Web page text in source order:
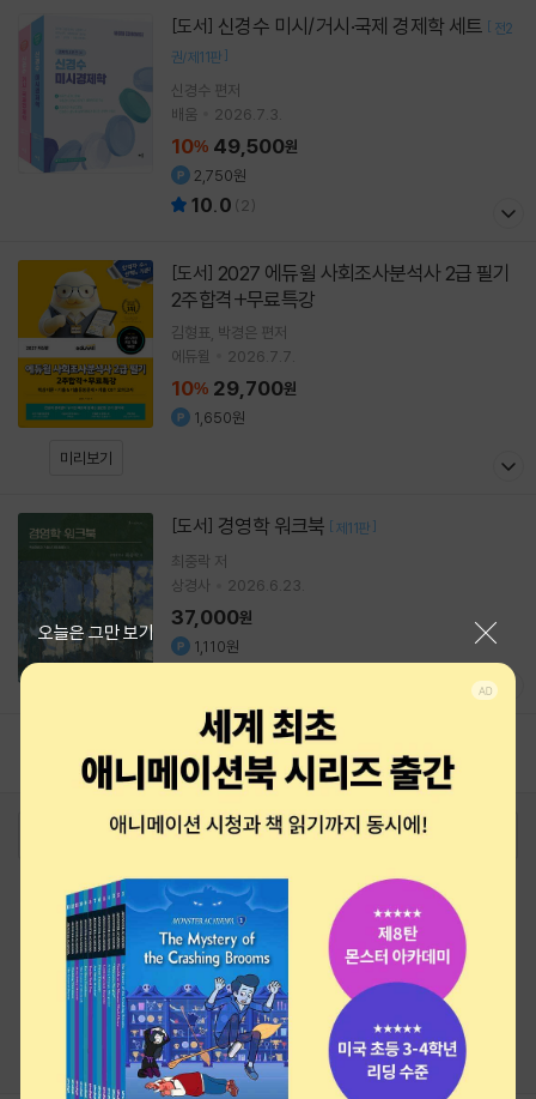
[도서] 신경수 미시/거시·국제 경제학 세트 [ 전2
권/제11판 ]
신경수 편저
배움
2026.7.3.
10% 49,500원
2,750원
10.0 ( 2)
미리보기
[도서]
2주합격+무료특강
김형표 박경은 편저
에듀윌
2026.7.7.
10% 29,700원
1,650원
[도서] 경영학 워크북 [ 제11판 ]
최중락 저
상경사
2026.6.23.
37,000원
1,110원
오늘은 그만 보기
로그인 최근 본 상품 주문/배송
고객센터 1544-3800 티켓 1544-6399
중고샵 1566-4295
eBook 1:1문의/채팅상담
예스이십사(주) 사업자 정보
이용약관
개인정보처리방침
청소년보호정책
PC버전
회사소개
거래처관계자께
도서홍보
Copyright © YES24 Corp. All Rights Reserved.
MATOM14